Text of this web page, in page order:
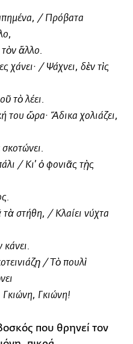
/ Πρόβατα
ἄλλο.
χάνει· / Ψάχνει, δὲν τὶς
τὸ λέει.
του ὥρα· Ἄδικα χολιάζει,
/ Κι’ ὁ φονιᾶς τῂς
τὰ στήθη, / Κλαίει νύχτα
κάνει.
/ Τὸ πουλὶ
Γκιώνη, Γκιώνη!
που θρηνεί τον